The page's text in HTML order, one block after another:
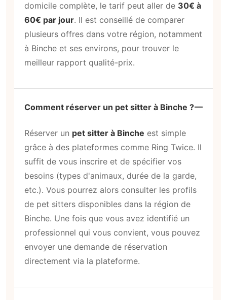
domicile complète, le tarif peut aller de 30€ à
60€ par jour. Il est conseillé de comparer
plusieurs offres dans votre région, notamment
à Binche et ses environs, pour trouver le
meilleur rapport qualité-prix.
Comment réserver un pet sitter à Binche ?
Réserver un pet sitter à Binche est simple
grâce à des plateformes comme Ring Twice. Il
suffit de vous inscrire et de spécifier vos
besoins (types d'animaux, durée de la garde,
etc.). Vous pourrez alors consulter les profils
de pet sitters disponibles dans la région de
Binche. Une fois que vous avez identifié un
professionnel qui vous convient, vous pouvez
envoyer une demande de réservation
directement via la plateforme.